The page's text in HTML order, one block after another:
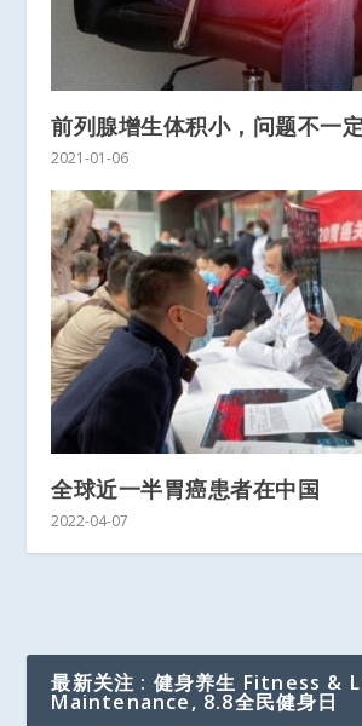
前列腺增生体积小，问题不一
2021-01-06
全球近一半胃癌患者在中国
2022-04-07
最新关注 : 健身养生 Fitness &
Maintenance, 8.8全民健身日